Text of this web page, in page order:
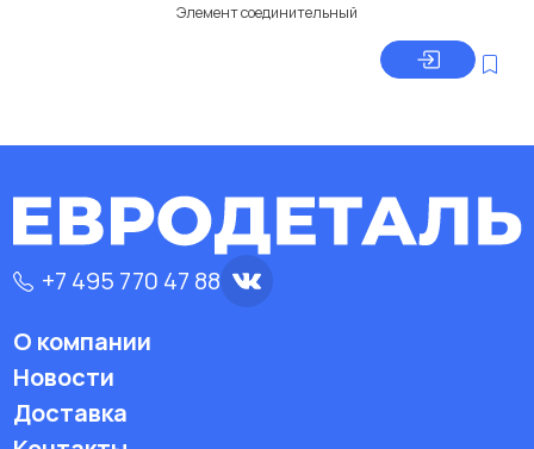
Элемент соединительный
+7 495 770 47 88
О компании
Новости
Доставка